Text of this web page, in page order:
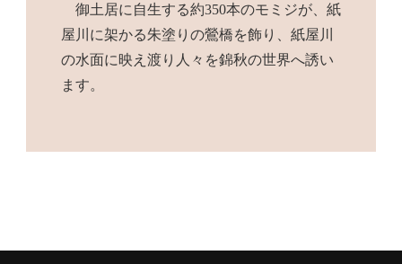
御土居に自生する約350本のモミジが、紙
屋川に架かる朱塗りの鶯橋を飾り、紙屋川
の水面に映え渡り人々を錦秋の世界へ誘い
ます。